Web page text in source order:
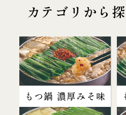
カテゴリから
もつ鍋 濃厚みそ味